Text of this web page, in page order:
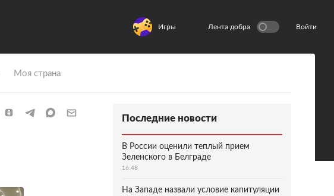
Игры Лента добра Войти
Моя страна
Последние новости
В России оценили теплый прием
Зеленского в Белграде
16:48
На Западе назвали условие капитуляции